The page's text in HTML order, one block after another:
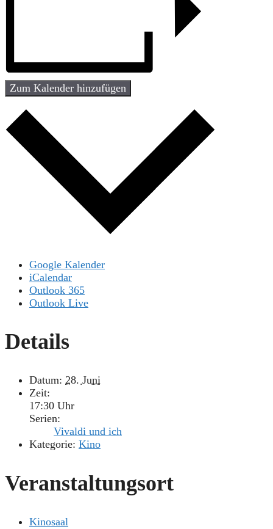
Zum Kalender hinzufügen
Google Kalender
iCalendar
Outlook 365
Outlook Live
Details
Datum: 28. Juni
Zeit:
17:30 Uhr
Serien:
Vivaldi und ich
Kategorie: Kino
Veranstaltungsort
Kinosaal